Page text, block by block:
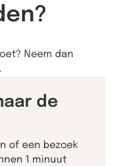
Neem dan
.
de
of een bezoek
1 minuut